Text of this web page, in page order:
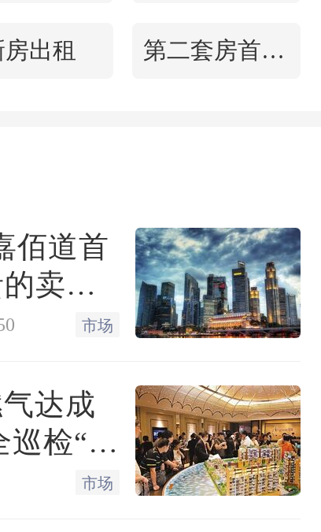
绿城中国荣获“卓越指
可为坚持“产品、服
伍全品质”的绿城带来
尚书臣出席2024ESG
客户满意度是一号标
房出租 第二套房首付比例
佰道首
卖得
市场
达成
检“最
市场